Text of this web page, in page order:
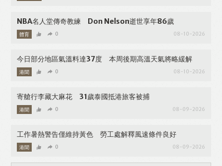
NBA名人堂傳奇教練 Don Nelson逝世享年86歲
體育 08-10-2026
0
今日部分地區氣溫料達37度 本周後期高溫天氣將略緩解
港聞 08-10-2026
0
寄艙行李藏大麻花 31歲泰國抵港旅客被捕
港聞 08-09-2026
0
工作暑熱警告僅維持黃色 勞工處解釋風速條件良好
港聞 08-09-2026
0